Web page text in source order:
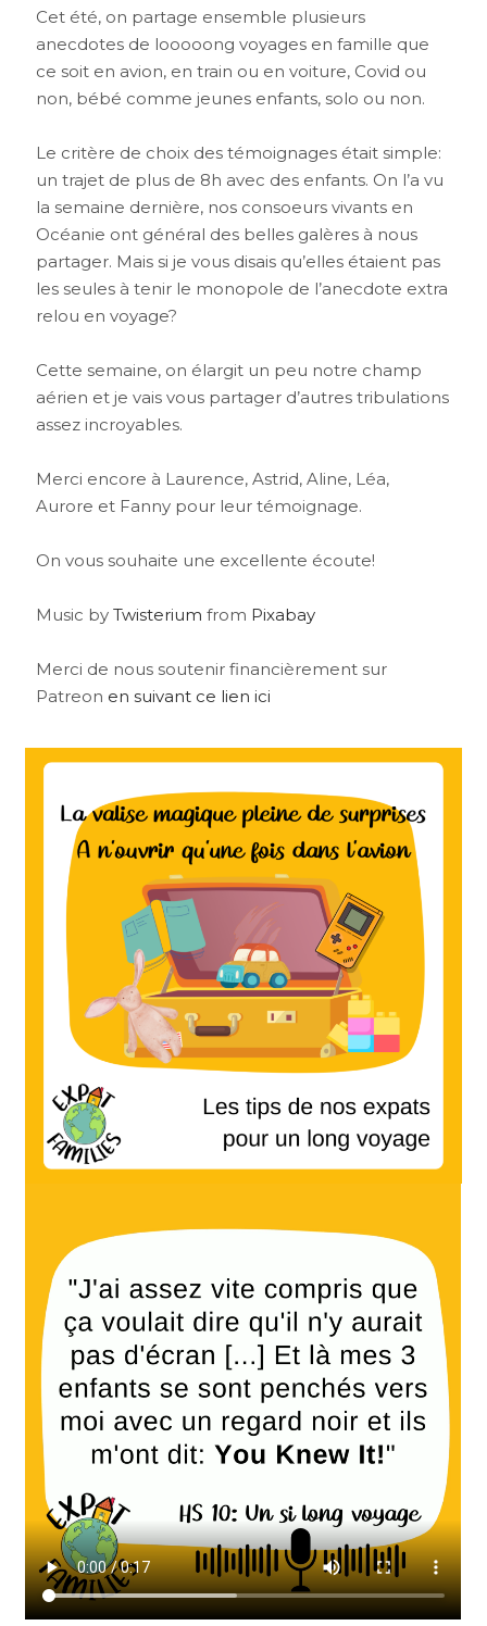
Cet été, on partage ensemble plusieurs
anecdotes de looooong voyages en famille que
ce soit en avion, en train ou en voiture, Covid ou
non, bébé comme jeunes enfants, solo ou non.
Le critère de choix des témoignages était simple:
un trajet de plus de 8h avec des enfants. On l’a vu
la semaine dernière, nos consoeurs vivants en
Océanie ont général des belles galères à nous
partager. Mais si je vous disais qu’elles étaient pas
les seules à tenir le monopole de l’anecdote extra
relou en voyage?
Cette semaine, on élargit un peu notre champ
aérien et je vais vous partager d’autres tribulations
assez incroyables.
Merci encore à Laurence, Astrid, Aline, Léa,
Aurore et Fanny pour leur témoignage.
On vous souhaite une excellente écoute!
Music byTwisterium from Pixabay
Merci de nous soutenir financièrement sur
Patreon en suivant ce lien ici